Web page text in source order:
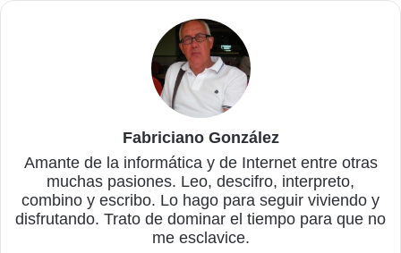
Fabriciano González
Amante de la informática y de Internet entre otras
muchas pasiones. Leo, descifro, interpreto,
combino y escribo. Lo hago para seguir viviendo y
disfrutando. Trato de dominar el tiempo para que no
me esclavice.